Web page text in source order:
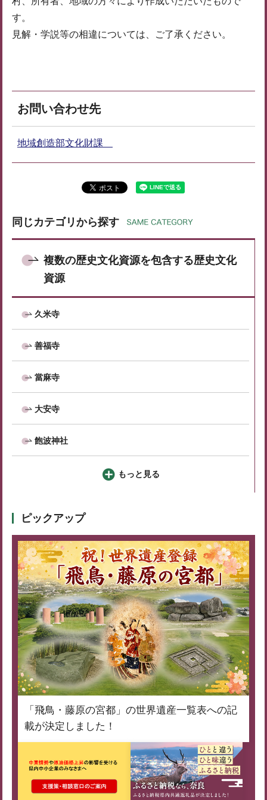
す。
見解・学説等の相違については、ご了承ください。
お問い合わせ先
地域創造部文化財課
同じカテゴリから探す
複数の歴史文化資源を包含する歴史文化
資源
久米寺
善福寺
當麻寺
大安寺
飽波神社
もっと見る
ピックアップ
「飛鳥・藤原の宮都」の世界遺産一覧表への記
載が決定しました！